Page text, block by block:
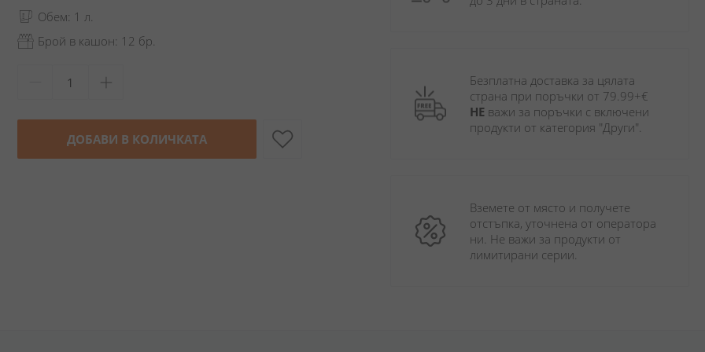
Обем: 1 л.
Брой в кашон: 12 бр.
ДОБАВИ В КОЛИЧКАТА
Безплатна доставка за цялата
НЕ важи за поръчки с включени
продукти от категория "Други".
Вземете от място и получете
отстъпка, уточнена от оператора
ни. Не важи за продукти от
лимитирани серии.